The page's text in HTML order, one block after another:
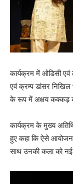
कार्यक्रम में ओडिसी
एवं क्रम्प डांसर निखिल
के रूप में अक्षय कक्कड़
कार्यक्रम के मुख्य
हुए कहा कि ऐसे आयोजन
साथ उनकी कला को नई